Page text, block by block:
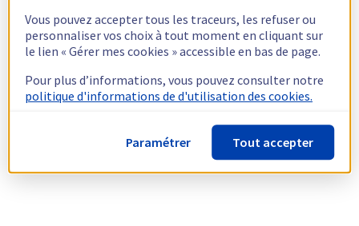
Vous pouvez accepter tous les traceurs, les refuser ou
personnaliser vos choix à tout moment en cliquant sur
le lien « Gérer mes cookies » accessible en bas de page.
Pour plus d’informations, vous pouvez consulter notre
politique d'informations de d'utilisation des cookies.
Paramétrer Tout accepter